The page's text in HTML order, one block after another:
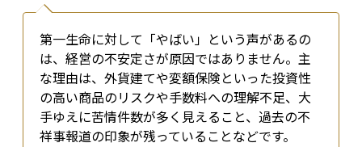
第一生命に対して「やばい」という声があるの
は、経営の不安定さが原因ではありません。主
な理由は、外貨建てや変額保険といった投資性
の高い商品のリスクや手数料への理解不足、大
手ゆえに苦情件数が多く見えること、過去の不
祥事報道の印象が残っていることなどです。